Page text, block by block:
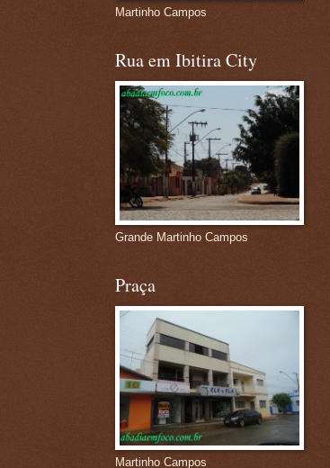
Martinho Campos
Rua em Ibitira City
Grande Martinho Campos
Praça
Martinho Campos